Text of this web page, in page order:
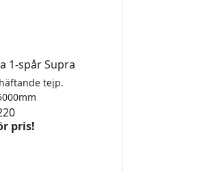
1-spår Supra
tejp.
pris!